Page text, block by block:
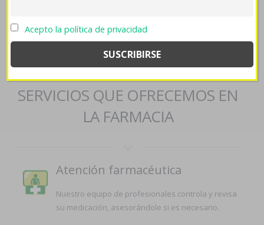
Contenido recomendado
https://farmaciapilarica.es/pilaricameds-venta-ventolin-
farmaciapilarica.es ::farmaciapilarica.es
SERVICIOS QUE OFRECEMOS EN
LA FARMACIA
Atención farmacéutica
Nuestro equipo de profesionales controla y revisa
su medicación, asesorándole si es necesario.
Acepto la política de privacidad